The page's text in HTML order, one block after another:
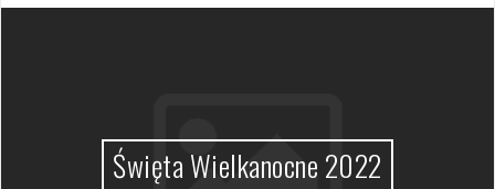
Święta Wielkanocne 2022